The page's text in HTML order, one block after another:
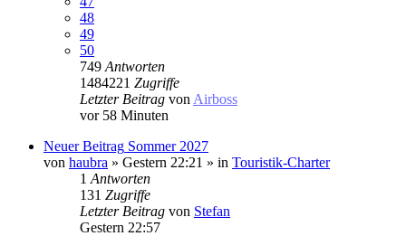
48
49
50
749 Antworten
1484221 Zugriffe
Letzter Beitrag von Airboss
vor 58 Minuten
Neuer Beitrag Sommer 2027
von haubra » Gestern 22:21 » in Touristik-Charter
1 Antworten
131 Zugriffe
Letzter Beitrag von Stefan
Gestern 22:57